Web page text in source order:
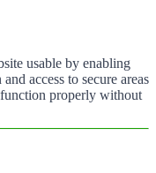
usable by enabling
access to secure areas
properly without